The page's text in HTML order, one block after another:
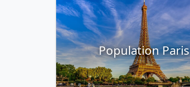
Population Paris